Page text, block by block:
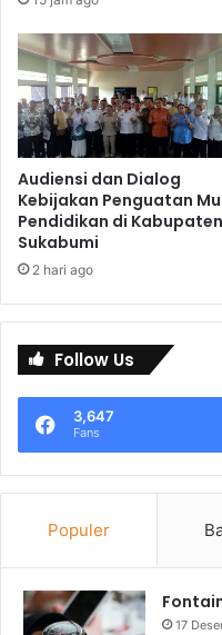
Audiensi dan Dialog
Kebijakan Penguatan
Pendidikan di Kabupaten
Sukabumi
2 hari ago
Follow Us
3,647
Fans
Populer
17